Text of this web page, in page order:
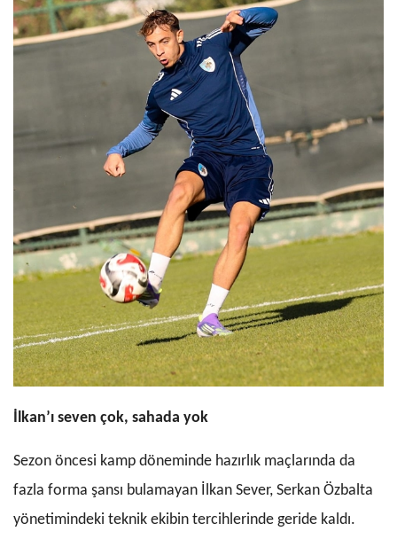
İlkan’ı seven çok, sahada yok
Sezon öncesi kamp döneminde hazırlık maçlarında da
fazla forma şansı bulamayan İlkan Sever, Serkan Özbalta
yönetimindeki teknik ekibin tercihlerinde geride kaldı.